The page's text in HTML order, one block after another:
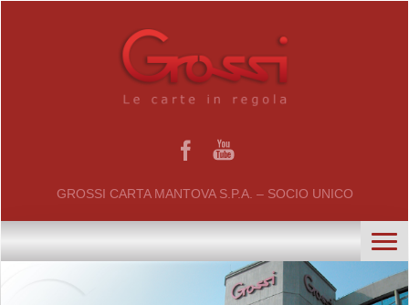
GROSSI CARTA MANTOVA S.P.A. – SOCIO UNICO